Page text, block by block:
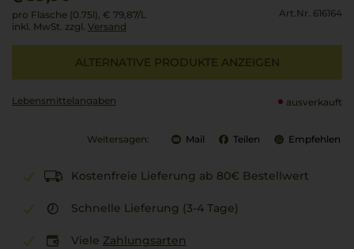
pro Flasche (0.75l), € 79,87/L
inkl. MwSt. zzgl. Versand
Art.Nr. 616164
ALTERNATIVE PRODUKTE ANZEIGEN
Lebensmittel­angaben ausverkauft
Weitersagen: Mail Teilen Empfehlen
Kostenfreie Lieferung ab 80€ Bestellwert
Schnelle Lieferung (3-4 Tage)
Viele Zahlungsarten